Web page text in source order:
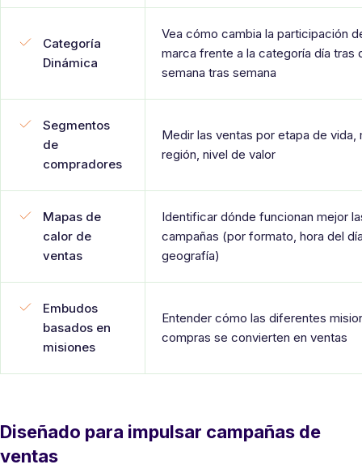
Categoría
Dinámica
Vea cómo cambia la participación
marca frente a la categoría día tras
semana tras semana
Segmentos
de
compradores
Medir las ventas por etapa de vida,
región, nivel de valor
Mapas de
calor de
ventas
Identificar dónde funcionan mejor
campañas (por formato, hora del
geografía)
Embudos
basados en
misiones
Entender cómo las diferentes
compras se convierten en ventas
Diseñado para impulsar campañas de
ventas